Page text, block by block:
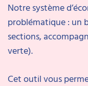
Notre système
problématique : un
sections,
verte).
Cet outil vous